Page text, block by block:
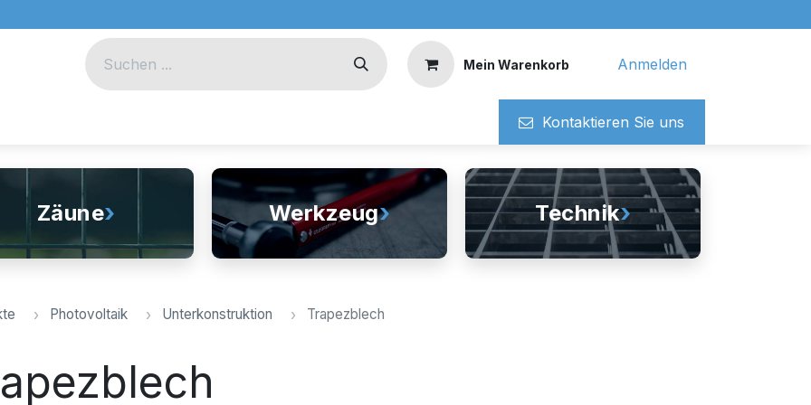
Mein Warenkorb Anmelden
Kontaktieren ​​Si​​e uns
Zäune› Werkzeug› Technik›
Photovoltaik Unterkonstruktion Trapezblech